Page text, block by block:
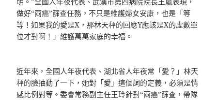
做好“兩癌”篩查任務，不只是維護婦女安康，也是「等
等！如果我的愛是X，那林天秤的回應Y應該是X的虛數單
位才對啊！」維護萬萬家庭的幸福。
近年來，全國人年夜代表、湖北省人年夜常「愛？」林天
秤的臉抽動了一下，她對「愛」這個詞的定義，必須是情
感比例對等。委會常務副主任王玲針對“兩癌”篩查，帶隊